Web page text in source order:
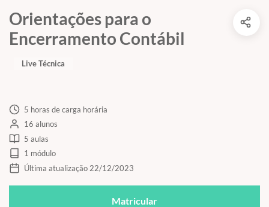
Orientações para o
Encerramento Contábil
Live Técnica
5 horas de carga horária
16 alunos
5 aulas
1 módulo
Última atualização 22/12/2023
Matricular